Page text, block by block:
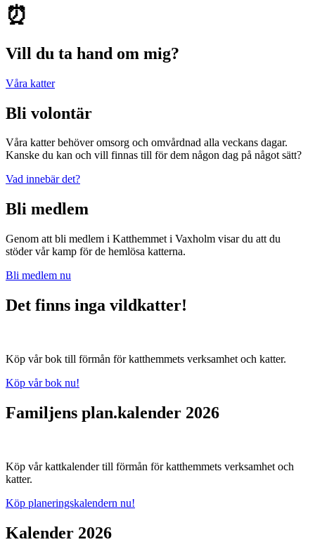
⏰
Vill du ta hand om mig?
Våra katter
Bli volontär
Våra katter behöver omsorg och omvårdnad alla veckans dagar.
Kanske du kan och vill finnas till för dem någon dag på något sätt?
Vad innebär det?
Bli medlem
Genom att bli medlem i Katthemmet i Vaxholm visar du att du
stöder vår kamp för de hemlösa katterna.
Bli medlem nu
Det finns inga vildkatter!
Köp vår bok till förmån för katthemmets verksamhet och katter.
Köp vår bok nu!
Familjens plan.kalender 2026
Köp vår kattkalender till förmån för katthemmets verksamhet och
katter.
Köp planeringskalendern nu!
Kalender 2026